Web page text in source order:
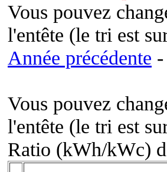
Vous pouvez
l'entête (le tri est
Année précédente
Vous pouvez
l'entête (le tri est
Ratio (kWh/kWc)